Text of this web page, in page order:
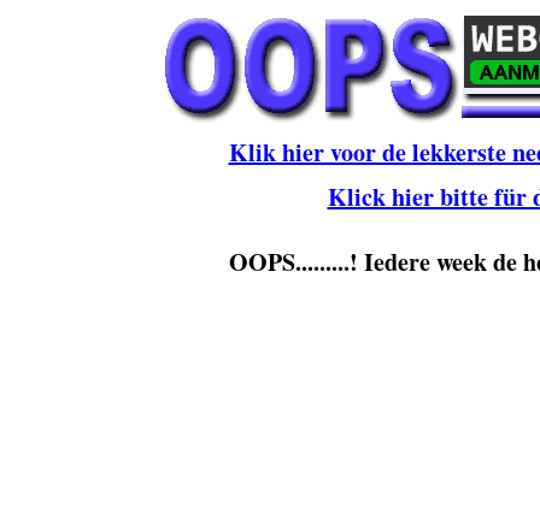
Klik hier voor de lekkerste
Klick hier bitte für
OOPS.........! Iedere week de